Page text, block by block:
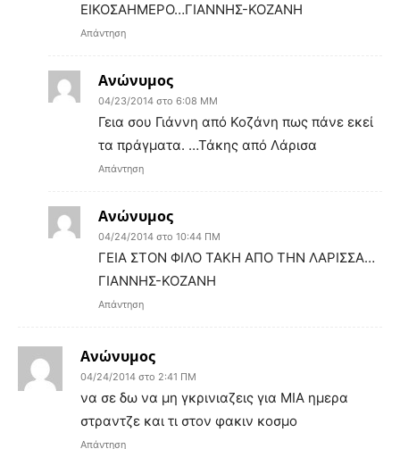
ΕΙΚΟΣΑΗΜΕΡΟ…ΓΙΑΝΝΗΣ-ΚΟΖΑΝΗ
Απάντηση
Ανώνυμος
04/23/2014 στο 6:08 ΜΜ
Γεια σου Γιάννη από Κοζάνη πως πάνε εκεί
τα πράγματα. …Τάκης από Λάρισα
Απάντηση
Ανώνυμος
04/24/2014 στο 10:44 ΠΜ
ΓΕΙΑ ΣΤΟΝ ΦΙΛΟ ΤΑΚΗ ΑΠΟ ΤΗΝ ΛΑΡΙΣΣΑ…
ΓΙΑΝΝΗΣ-ΚΟΖΑΝΗ
Απάντηση
Ανώνυμος
04/24/2014 στο 2:41 ΠΜ
να σε δω να μη γκρινιαζεις για ΜΙΑ ημερα
στραντζε και τι στον φακιν κοσμο
Απάντηση